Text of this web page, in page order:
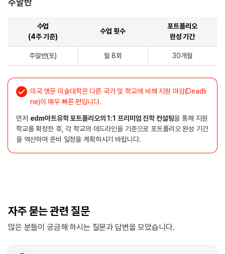
주말반
수업
(4주 기준)
수업 횟수
포트폴리오
완성 기간
주말반(토) 월 8회 30개월
미국 명문 미술대학은 다른 국가 및 학교에 비해 지원 마감(Deadli
ne)이 매우 빠른 편입니다.
먼저 edm아트유학 포트폴리오의 1:1 프리미엄 진학 컨설팅을 통해 지원
학교를 확정한 후, 각 학교의 데드라인을 기준으로 포트폴리오 완성 기간
을 역산하여 준비 일정을 계획하시기 바랍니다.
자주 묻는 관련 질문
많은 분들이 궁금해 하시는 질문과 답변을 모았습니다.